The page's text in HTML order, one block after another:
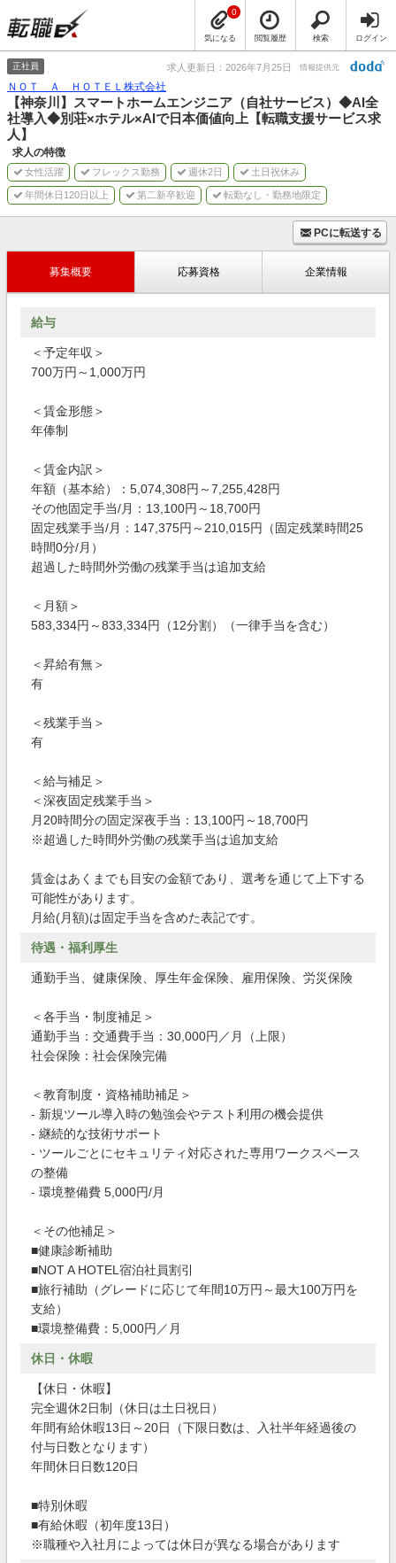
気になる
0
閲覧履歴 検索 ログイン
正社員 求人更新日：2026年7月25日 情報提供元
ＮＯＴ Ａ ＨＯＴＥＬ株式会社
【神奈川】スマートホームエンジニア（自社サービス）◆AI全
社導入◆別荘×ホテル×AIで日本価値向上【転職支援サービス求
人】
求人の特徴
女性活躍 フレックス勤務 週休2日 土日祝休み
年間休日120日以上 第二新卒歓迎 転勤なし・勤務地限定
PCに転送する
募集概要 応募資格 企業情報
給与
＜予定年収＞
700万円～1,000万円
＜賃金形態＞
年俸制
＜賃金内訳＞
年額（基本給）：5,074,308円～7,255,428円
その他固定手当/月：13,100円～18,700円
固定残業手当/月：147,375円～210,015円（固定残業時間25
時間0分/月）
超過した時間外労働の残業手当は追加支給
＜月額＞
583,334円～833,334円（12分割）（一律手当を含む）
＜昇給有無＞
有
＜残業手当＞
有
＜給与補足＞
＜深夜固定残業手当＞
月20時間分の固定深夜手当：13,100円～18,700円
※超過した時間外労働の残業手当は追加支給
賃金はあくまでも目安の金額であり、選考を通じて上下する
可能性があります。
月給(月額)は固定手当を含めた表記です。
待遇・福利厚生
通勤手当、健康保険、厚生年金保険、雇用保険、労災保険
＜各手当・制度補足＞
通勤手当：交通費手当：30,000円／月（上限）
社会保険：社会保険完備
＜教育制度・資格補助補足＞
- 新規ツール導入時の勉強会やテスト利用の機会提供
- 継続的な技術サポート
- ツールごとにセキュリティ対応された専用ワークスペース
の整備
- 環境整備費 5,000円/月
＜その他補足＞
■健康診断補助
■NOT A HOTEL宿泊社員割引
■旅行補助（グレードに応じて年間10万円～最大100万円を
支給）
■環境整備費：5,000円／月
休日・休暇
【休日・休暇】
完全週休2日制（休日は土日祝日）
年間有給休暇13日～20日（下限日数は、入社半年経過後の
付与日数となります）
年間休日日数120日
■特別休暇
■有給休暇（初年度13日）
※職種や入社月によっては休日が異なる場合があります